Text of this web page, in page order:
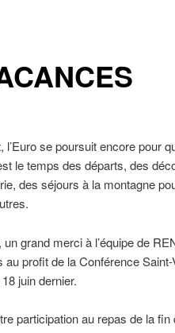
se poursuit encore pour
le temps des départs, des
des séjours à la montagne
grand merci à l’équipe de
profit de la Conférence
juin dernier.
participation au repas de la fin